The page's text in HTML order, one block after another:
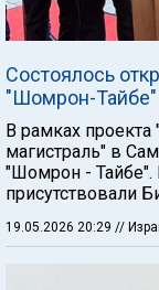
Состоялось
"Шомрон-Тайбе"
В рамках
магистраль" в
"Шомрон - Тайбе".
присутствовали
19.05.2026 20:29 //